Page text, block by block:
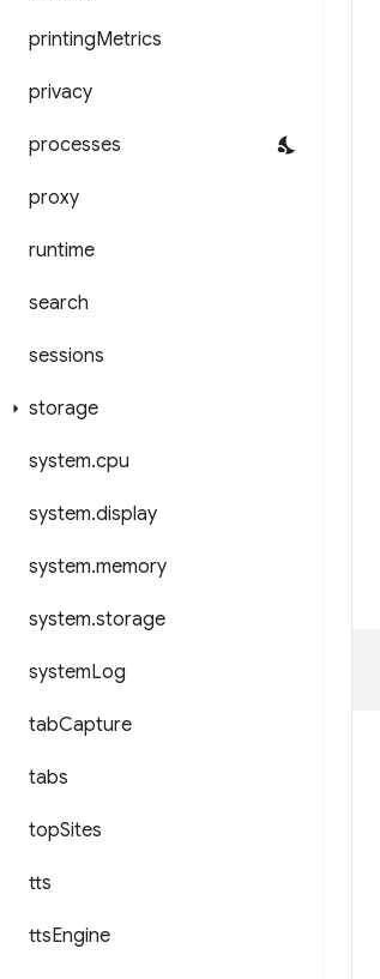
printingMetrics
privacy
processes
proxy
runtime
search
sessions
storage
system.cpu
system.display
system.memory
system.storage
systemLog
tabCapture
tabs
topSites
tts
ttsEngine